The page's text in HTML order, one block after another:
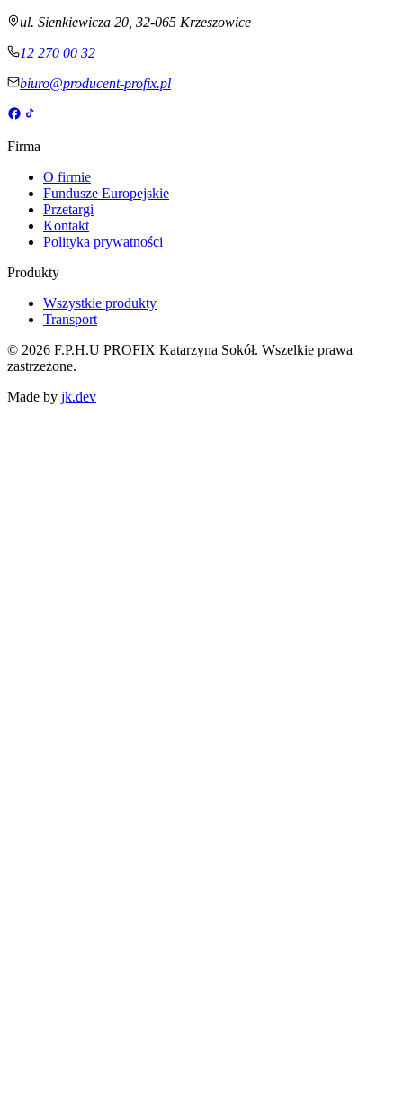
ul. Sienkiewicza 20 32-065 Krzeszowice
12 270 00 32
biuro@producent-profix.pl
Firma
O firmie
Fundusze Europejskie
Przetargi
Kontakt
Polityka prywatności
Produkty
Wszystkie produkty
Transport
© 2026 F.P.H.U PROFIX Katarzyna Sokół. Wszelkie prawa
zastrzeżone.
Made by jk.dev